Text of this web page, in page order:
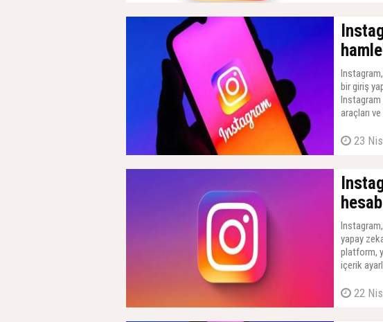
bir giriş
Instagram
araçları
23
yapay
platform,
içerik
22